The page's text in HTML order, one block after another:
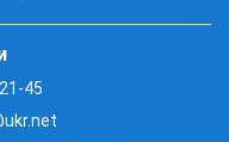
45